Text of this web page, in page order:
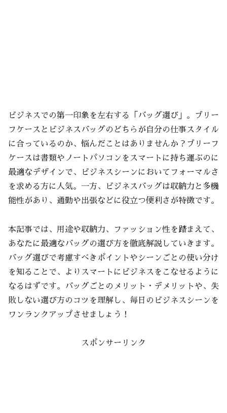
ビジネスでの第一印象を左右する「バッグ選び」。ブリー
フケースとビジネスバッグのどちらが自分の仕事スタイル
に合っているのか、悩んだことはありませんか？ブリーフ
ケースは書類やノートパソコンをスマートに持ち運ぶのに
最適なデザインで、ビジネスシーンにおいてフォーマルさ
を求める方に人気。一方、ビジネスバッグは収納力と多機
能性があり、通勤や出張などに役立つ便利さが特徴です。
本記事では、用途や収納力、ファッション性を踏まえて、
あなたに最適なバッグの選び方を徹底解説していきます。
バッグ選びで考慮すべきポイントやシーンごとの使い分け
を知ることで、よりスマートにビジネスをこなせるように
なるはずです。バッグごとのメリット・デメリットや、失
敗しない選び方のコツを理解し、毎日のビジネスシーンを
ワンランクアップさせましょう！
スポンサーリンク